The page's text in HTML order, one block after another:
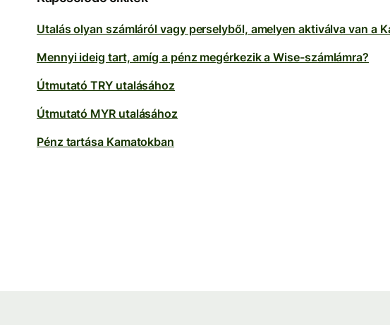
Utalás olyan számláról vagy perselyből, amelyen aktiválva van a
Mennyi ideig tart, amíg a pénz megérkezik a Wise-számlámra?
Útmutató TRY utalásához
Útmutató MYR utalásához
Pénz tartása Kamatokban